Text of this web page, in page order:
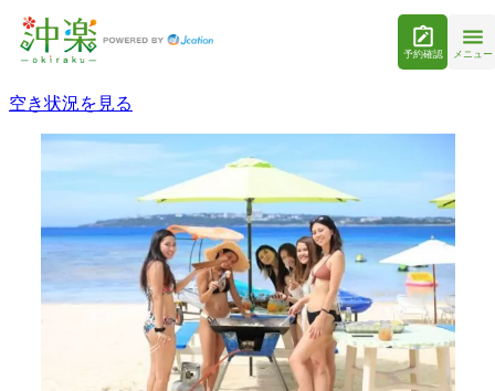
予約確認 メニュー
空き状況を見る